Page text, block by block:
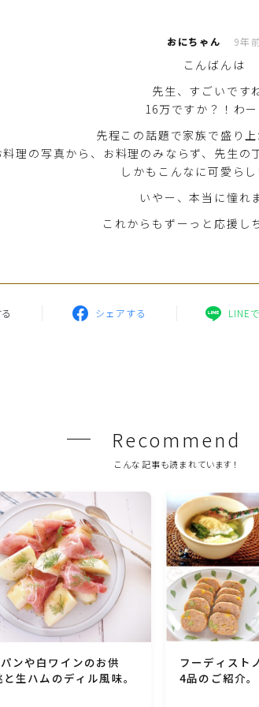
おにちゃん 9年
こんばんは
先生、すごいです
16万ですか？！わー
先程この話題で家族で盛り
料理の写真から、お料理のみならず、先生
しかもこんなに可愛ら
いやー、本当に憧れ
これからもずーっと応援し
シェアする LINE
Recommend
こんな記事も読まれています！
ンや白ワインのお供
生ハムのディル風味。
フーディスト
4品のご紹介。